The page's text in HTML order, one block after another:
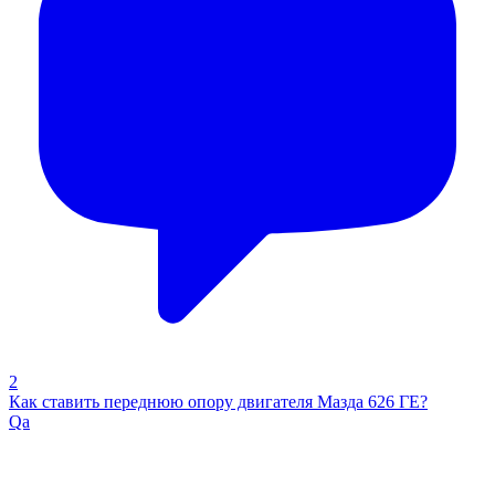
2
Как ставить переднюю опору двигателя Мазда 626 ГЕ?
Qa